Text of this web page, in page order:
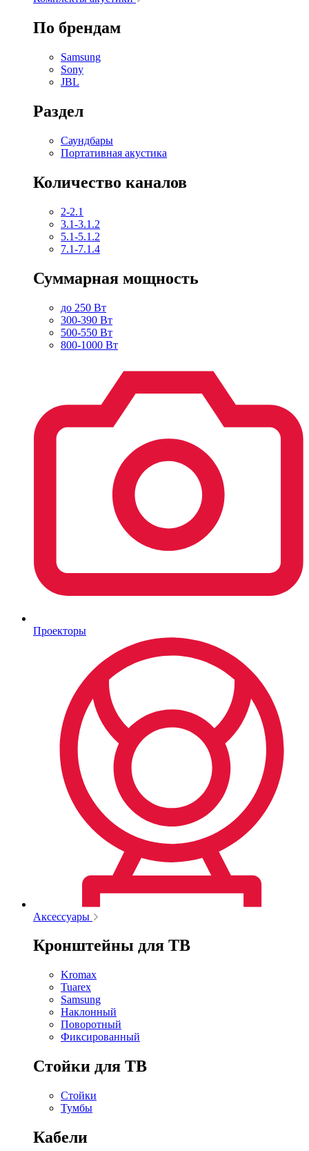
По брендам
Samsung
Sony
JBL
Раздел
Саундбары
Портативная акустика
Количество каналов
2-2.1
3.1-3.1.2
5.1-5.1.2
7.1-7.1.4
Суммарная мощность
до 250 Вт
300-390 Вт
500-550 Вт
800-1000 Вт
Проекторы
Аксессуары
Кронштейны для ТВ
Kromax
Tuarex
Samsung
Наклонный
Поворотный
Фиксированный
Стойки для ТВ
Стойки
Тумбы
Кабели